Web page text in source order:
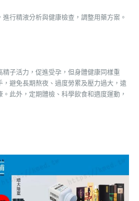
行精液分析與健康檢查，調整用藥方案。
子活力，促進受孕，但身體健康同樣重
避免長期熬夜、過度勞累及壓力過大，遠
此外，定期體檢、科學飲食和適度運動，